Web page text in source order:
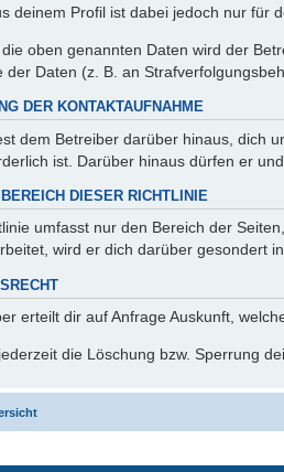
deinem Profil ist dabei jedoch nur für
oben genannten Daten wird der
der Daten (z. B. an
DER KONTAKTAUFNAHME
dem Betreiber darüber hinaus, dich
ist. Darüber hinaus dürfen er
DIESER RICHTLINIE
umfasst nur den Bereich der
wird er dich darüber gesondert
erteilt dir auf Anfrage Auskunft,
die Löschung bzw. Sperrung